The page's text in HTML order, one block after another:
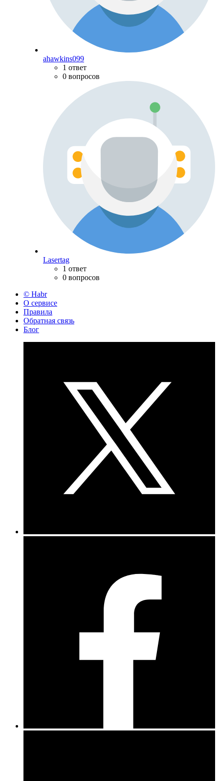
ahawkins099
1 ответ
0 вопросов
Lasertag
1 ответ
0 вопросов
© Habr
О сервисе
Правила
Обратная связь
Блог